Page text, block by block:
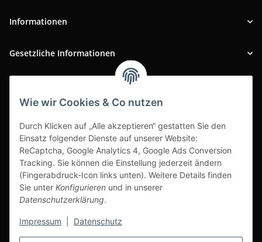
Wie wir Cookies & Co nutzen
Durch Klicken auf „Alle akzeptieren“ gestatten Sie den
Einsatz folgender Dienste auf unserer Website:
ReCaptcha, Google Analytics 4, Google Ads Conversion
Tracking. Sie können die Einstellung jederzeit ändern
(Fingerabdruck-Icon links unten). Weitere Details finden
Sie unter Konfigurieren und in unserer
Datenschutzerklärung.
Impressum Datenschutz
Informationen
Gesetzliche Informationen